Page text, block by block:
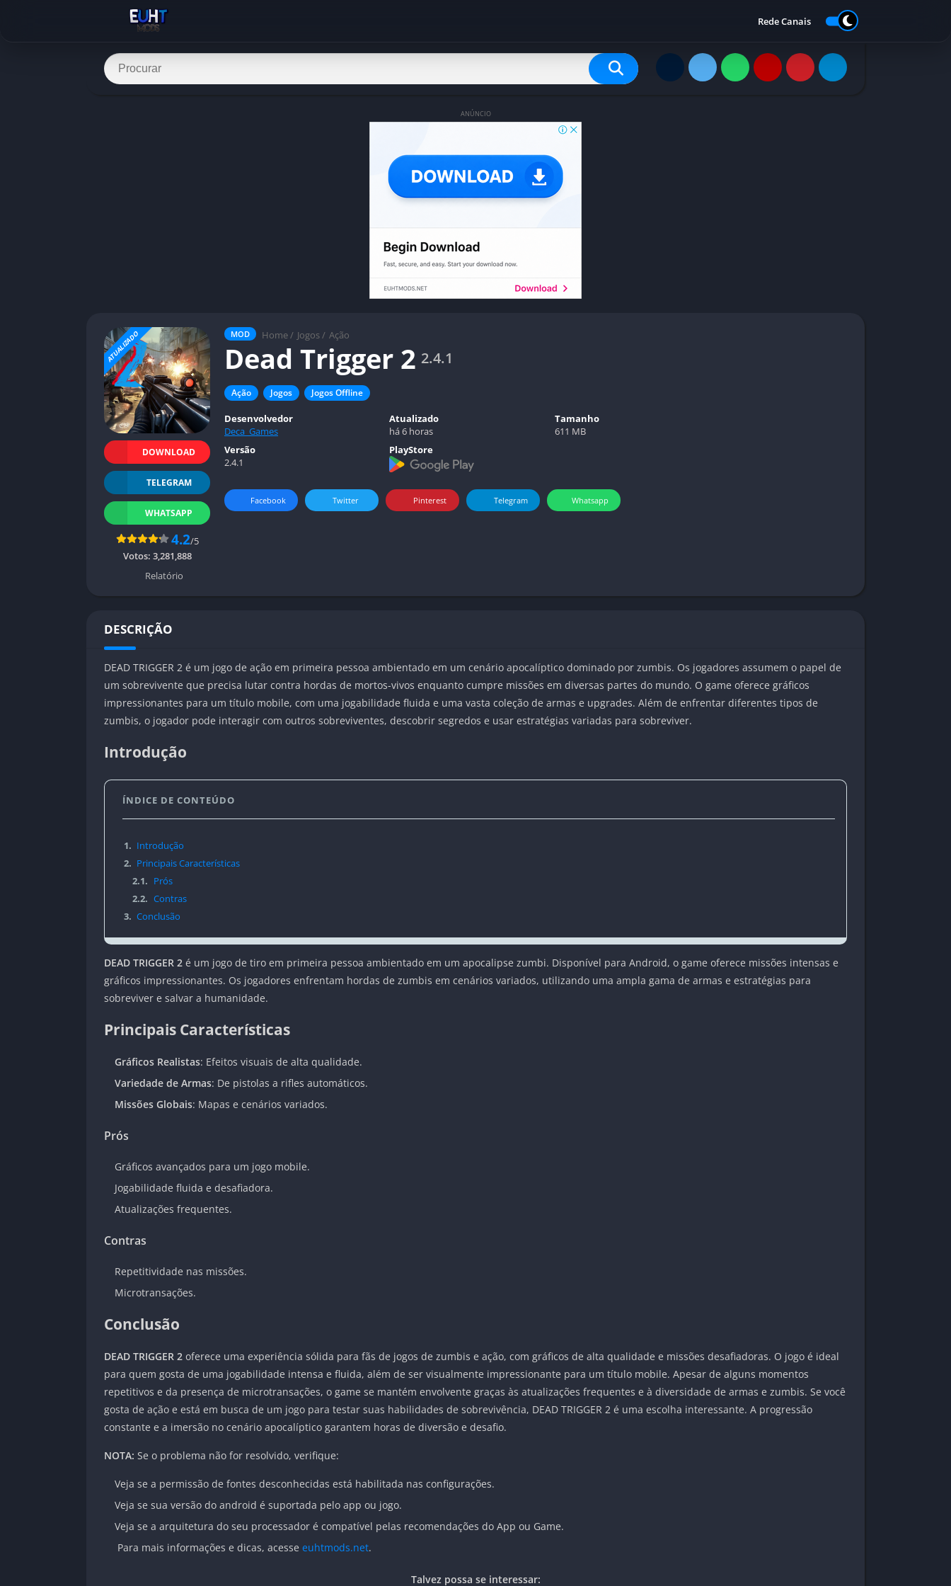
Rede Canais
ANÚNCIO
MOD Home / Jogos / Ação
Dead Trigger 2 2.4.1
Ação Jogos Jogos Offline
ATUALIZADO
DOWNLOAD
TELEGRAM
WHATSAPP
4.2/5
Votos: 3,281,888
Relatório
Desenvolvedor
Deca_Games
Atualizado
há 6 horas
Tamanho
611 MB
Versão
2.4.1
PlayStore
Facebook Twitter Pinterest Telegram Whatsapp
DESCRIÇÃO
DEAD TRIGGER 2 é um jogo de ação em primeira pessoa ambientado em um cenário apocalíptico dominado por zumbis. Os jogadores assumem o papel de
um sobrevivente que precisa lutar contra hordas de mortos-vivos enquanto cumpre missões em diversas partes do mundo. O game oferece gráficos
impressionantes para um título mobile, com uma jogabilidade fluida e uma vasta coleção de armas e upgrades. Além de enfrentar diferentes tipos de
zumbis, o jogador pode interagir com outros sobreviventes, descobrir segredos e usar estratégias variadas para sobreviver.
Introdução
ÍNDICE DE CONTEÚDO
1. Introdução
2. Principais Características
2.1. Prós
2.2. Contras
3. Conclusão
DEAD TRIGGER 2 é um jogo de tiro em primeira pessoa ambientado em um apocalipse zumbi. Disponível para Android, o game oferece missões intensas e
gráficos impressionantes. Os jogadores enfrentam hordas de zumbis em cenários variados, utilizando uma ampla gama de armas e estratégias para
sobreviver e salvar a humanidade.
Principais Características
Gráficos Realistas: Efeitos visuais de alta qualidade.
Variedade de Armas: De pistolas a rifles automáticos.
Missões Globais: Mapas e cenários variados.
Prós
Gráficos avançados para um jogo mobile.
Jogabilidade fluida e desafiadora.
Atualizações frequentes.
Contras
Repetitividade nas missões.
Microtransações.
Conclusão
DEAD TRIGGER 2 oferece uma experiência sólida para fãs de jogos de zumbis e ação, com gráficos de alta qualidade e missões desafiadoras. O jogo é ideal
para quem gosta de uma jogabilidade intensa e fluida, além de ser visualmente impressionante para um título mobile. Apesar de alguns momentos
repetitivos e da presença de microtransações, o game se mantém envolvente graças às atualizações frequentes e à diversidade de armas e zumbis. Se você
gosta de ação e está em busca de um jogo para testar suas habilidades de sobrevivência, DEAD TRIGGER 2 é uma escolha interessante. A progressão
constante e a imersão no cenário apocalíptico garantem horas de diversão e desafio.
NOTA: Se o problema não for resolvido, verifique:
Veja se a permissão de fontes desconhecidas está habilitada nas configurações.
Veja se sua versão do android é suportada pelo app ou jogo.
Veja se a arquitetura do seu processador é compatível pelas recomendações do App ou Game.
Para mais informações e dicas, acesse euhtmods.net.
Talvez possa se interessar: